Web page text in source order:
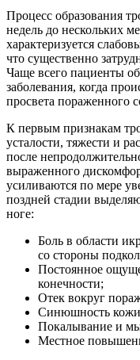
Процесс образования
недель до нескольких
характеризуется
что существенно
Чаще всего пациенты
заболевания, когда
просвета пораженного
К первым признакам
усталости, тяжести и
после
выраженного
усиливаются по мере
поздней стадии
ноге:
Боль в области
со стороны
Постоянное
конечности;
Отек вокруг
Синюшность
Покалывание и
Местное